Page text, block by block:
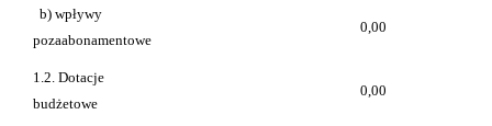
b) wpływy
pozaabonamentowe
0,00
1.2. Dotacje
budżetowe
0,00